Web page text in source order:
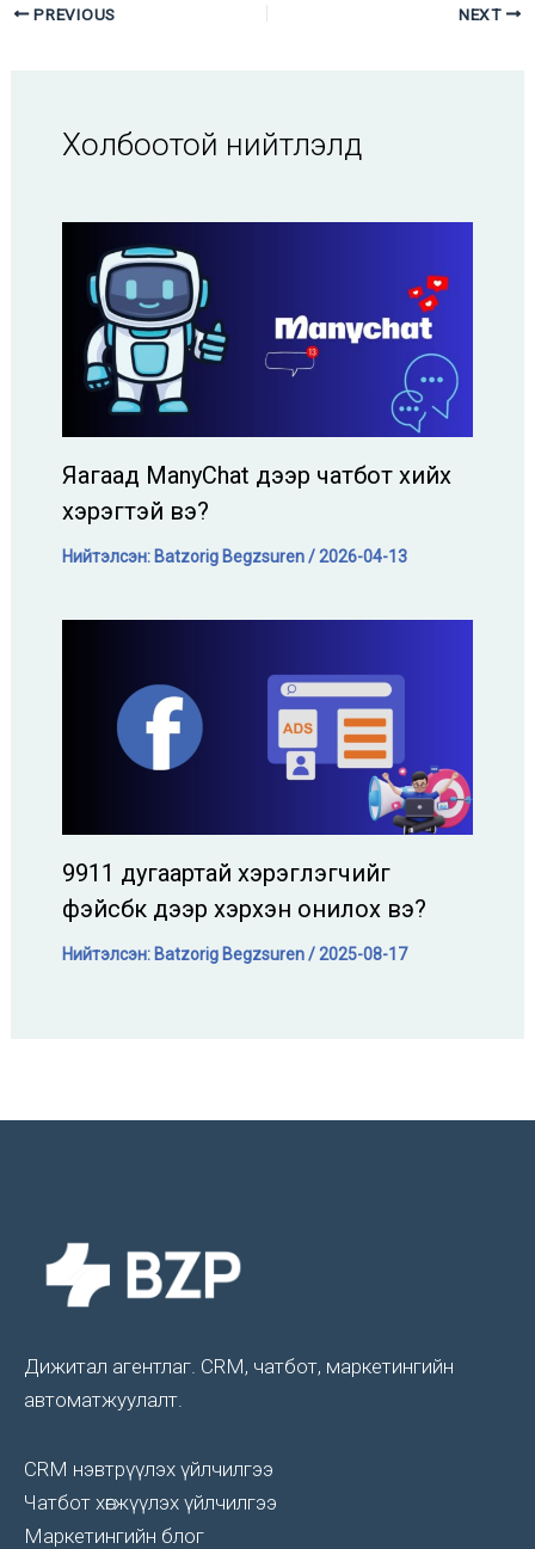
PREVIOUS NEXT
Холбоотой нийтлэлүүд
Яагаад ManyChat дээр чатбот хийх
хэрэгтэй вэ?
Нийтэлсэн: Batzorig Begzsuren/2026-04-13
9911 дугаартай хэрэглэгчийг
фэйсбүүк дээр хэрхэн онилох вэ?
Нийтэлсэн: Batzorig Begzsuren/2025-08-17
Дижитал агентлаг. CRM, чатбот, маркетингийн
автоматжуулалт.
CRM нэвтрүүлэх үйлчилгээ
Чатбот хөгжүүлэх үйлчилгээ
Маркетингийн блог